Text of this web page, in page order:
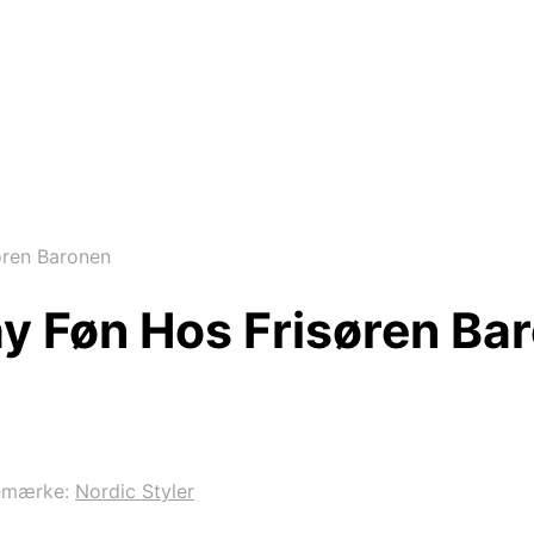
Baronen
Føn Hos Frisøren
Nordic Styler